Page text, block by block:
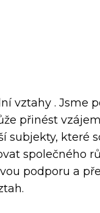
vztahy . Jsme
přinést
subjekty, které
společného
podporu a